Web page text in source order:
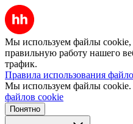
Мы используем файлы cookie,
правильную работу нашего
трафик.
Правила использования
Мы используем файлы cookie.
файлов cookie
Понятно